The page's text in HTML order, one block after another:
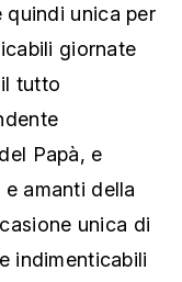
quindi unica per
giornate
tutto
Papà, e
amanti della
unica di
indimenticabili